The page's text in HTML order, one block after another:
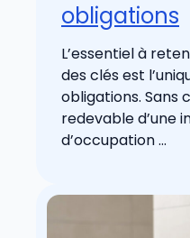
obligations
L’essentiel à
des clés est
obligations. Sans
redevable d’une
d’occupation ...